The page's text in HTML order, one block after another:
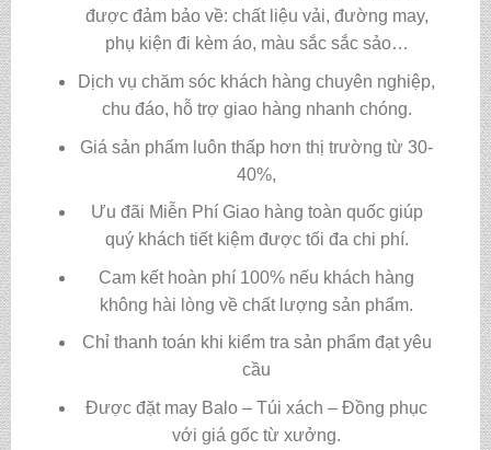
được đảm bảo về: chất liệu vải, đường may,
phụ kiện đi kèm áo, màu sắc sắc sảo…
Dịch vụ chăm sóc khách hàng chuyên nghiệp,
chu đáo, hỗ trợ giao hàng nhanh chóng.
Giá sản phẩm luôn thấp hơn thị trường từ 30-
40%,
Ưu đãi Miễn Phí Giao hàng toàn quốc giúp
quý khách tiết kiệm được tối đa chi phí.
Cam kết hoàn phí 100% nếu khách hàng
không hài lòng về chất lượng sản phẩm.
Chỉ thanh toán khi kiểm tra sản phẩm đạt yêu
cầu
Được đặt may Balo – Túi xách – Đồng phục
với giá gốc từ xưởng.